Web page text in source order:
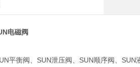
电磁阀
平衡阀、SUN泄压阀、SUN顺序阀、